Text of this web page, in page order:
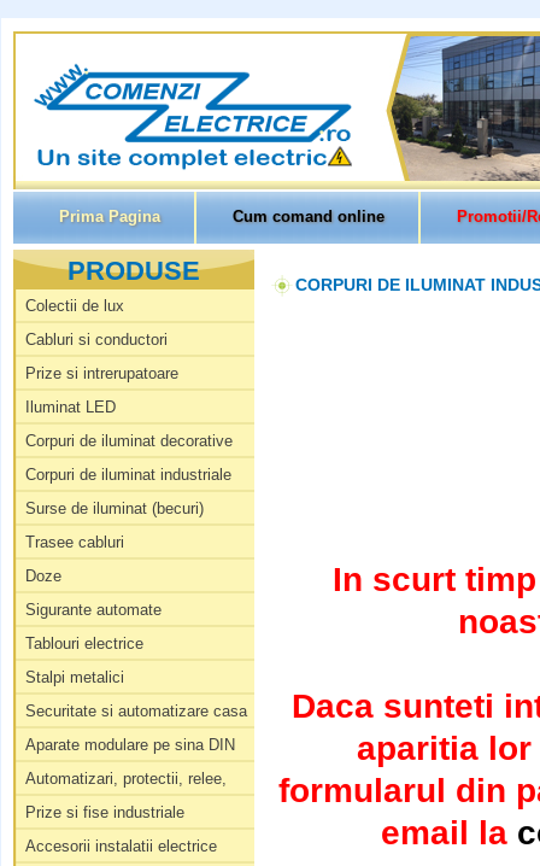
Prima Pagina Cum comand online Promotii/
PRODUSE
Colectii de lux
Cabluri si conductori
Prize si intrerupatoare
Iluminat LED
Corpuri de iluminat decorative
Corpuri de iluminat industriale
Surse de iluminat (becuri)
Trasee cabluri
Doze
Sigurante automate
Tablouri electrice
Stalpi metalici
Securitate si automatizare casa
Aparate modulare pe sina DIN
Automatizari, protectii, relee,
Prize si fise industriale
Accesorii instalatii electrice
CORPURI DE ILUMINAT
In scurt
Daca sunteti
aparitia lor
formularul din
email la